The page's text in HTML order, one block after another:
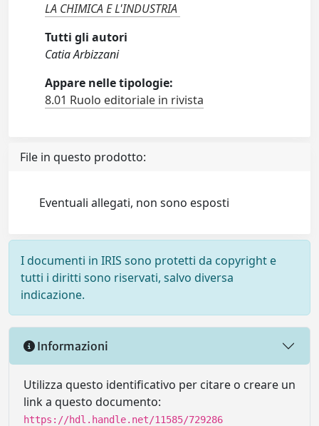
LA CHIMICA E L'INDUSTRIA
Tutti gli autori
Catia Arbizzani
Appare nelle tipologie:
8.01 Ruolo editoriale in rivista
File in questo prodotto:
Eventuali allegati, non sono esposti
I documenti in IRIS sono protetti da copyright e
tutti i diritti sono riservati, salvo diversa
indicazione.
Informazioni
Utilizza questo identificativo per citare o creare un
link a questo documento:
https://hdl.handle.net/11585/729286